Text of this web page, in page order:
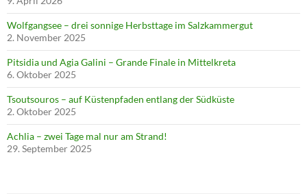
Wolfgangsee – drei sonnige Herbsttage im Salzkammergut
2. November 2025
Pitsidia und Agia Galini – Grande Finale in Mittelkreta
6. Oktober 2025
Tsoutsouros – auf Küstenpfaden entlang der Südküste
2. Oktober 2025
Achlia – zwei Tage mal nur am Strand!
29. September 2025